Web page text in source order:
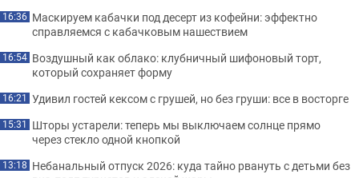
16:36 Маскируем кабачки под десерт из кофейни: эффектно
справляемся с кабачковым нашествием
16:54 Воздушный как облако: клубничный шифоновый торт,
который сохраняет форму
16:21 Удивил гостей кексом с грушей, но без груши: все в восторге
15:31 Шторы устарели: теперь мы выключаем солнце прямо
через стекло одной кнопкой
13:18 Небанальный отпуск 2026: куда тайно рвануть с детьми без